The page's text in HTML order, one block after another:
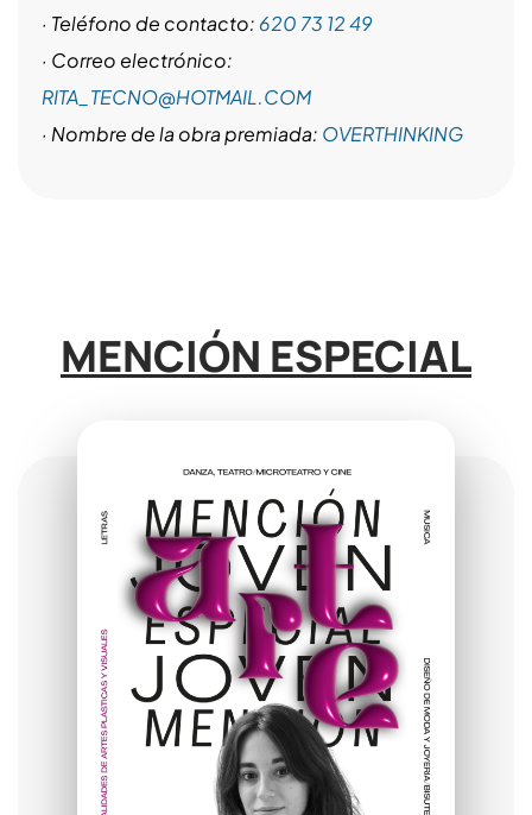
· Teléfono de contacto: 620 73 12 49
· Correo electrónico:
RITA_TECNO@HOTMAIL.COM
· Nombre de la obra premiada: OVERTHINKING
MENCIÓN ESPECIAL